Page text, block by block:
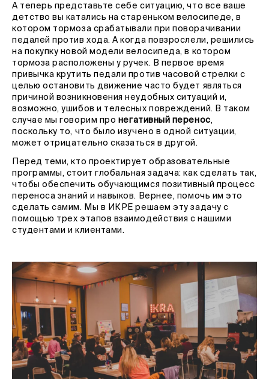
А теперь представьте себе ситуацию, что все ваше
детство вы катались на стареньком велосипеде, в
котором тормоза срабатывали при поворачивании
педалей против хода. А когда повзрослели, решились
на покупку новой модели велосипеда, в котором
тормоза расположены у ручек. В первое время
привычка крутить педали против часовой стрелки с
целью остановить движение часто будет являться
причиной возникновения неудобных ситуаций и,
возможно, ушибов и телесных повреждений. В таком
случае мы говорим про негативный перенос,
поскольку то, что было изучено в одной ситуации,
может отрицательно сказаться в другой.
Перед теми, кто проектирует образовательные
программы, стоит глобальная задача: как сделать так,
чтобы обеспечить обучающимся позитивный процесс
переноса знаний и навыков. Вернее, помочь им это
сделать самим. Мы в ИКРЕ решаем эту задачу с
помощью трех этапов взаимодействия с нашими
студентами и клиентами.